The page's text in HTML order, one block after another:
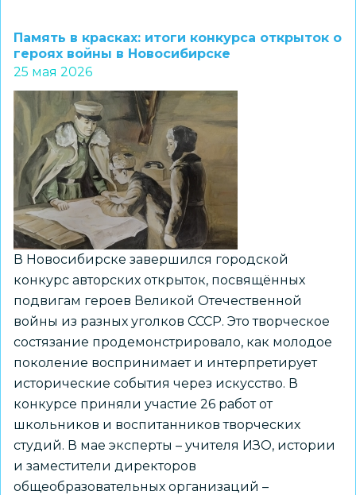
XXIX
конкурса
детских
и
юношеских
СМИ
«МедиаАмбассадоры
Нск»
Память в красках: итоги конкурса открыток о
героях войны в Новосибирске
25 мая 2026
В Новосибирске завершился городской
конкурс авторских открыток, посвящённых
подвигам героев Великой Отечественной
войны из разных уголков СССР. Это творческое
состязание продемонстрировало, как молодое
поколение воспринимает и интерпретирует
исторические события через искусство. В
конкурсе приняли участие 26 работ от
школьников и воспитанников творческих
студий. В мае эксперты – учителя ИЗО, истории
и заместители директоров
общеобразовательных организаций –